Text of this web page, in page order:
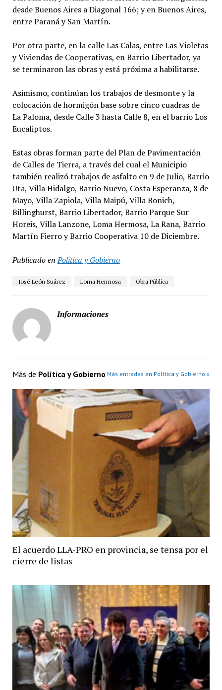
desde Buenos Aires a Diagonal 166; y en Buenos Aires,
entre Paraná y San Martín.
Por otra parte, en la calle Las Calas, entre Las Violetas
y Viviendas de Cooperativas, en Barrio Libertador, ya
se terminaron las obras y está próxima a habilitarse.
Asimismo, continúan los trabajos de desmonte y la
colocación de hormigón base sobre cinco cuadras de
La Paloma, desde Calle 3 hasta Calle 8, en el barrio Los
Eucaliptos.
Estas obras forman parte del Plan de Pavimentación
de Calles de Tierra, a través del cual el Municipio
también realizó trabajos de asfalto en 9 de Julio, Barrio
Uta, Villa Hidalgo, Barrio Nuevo, Costa Esperanza, 8 de
Mayo, Villa Zapiola, Villa Maipú, Villa Bonich,
Billinghurst, Barrio Libertador, Barrio Parque Sur
Horeis, Villa Lanzone, Loma Hermosa, La Rana, Barrio
Martín Fierro y Barrio Cooperativa 10 de Diciembre.
Publicado en Política y Gobierno
José León Suárez Loma Hermosa Obra Pública
Informaciones
Más de Política y Gobierno Más entradas en Política y Gobierno »
El acuerdo LLA-PRO en provincia, se tensa por el
cierre de listas